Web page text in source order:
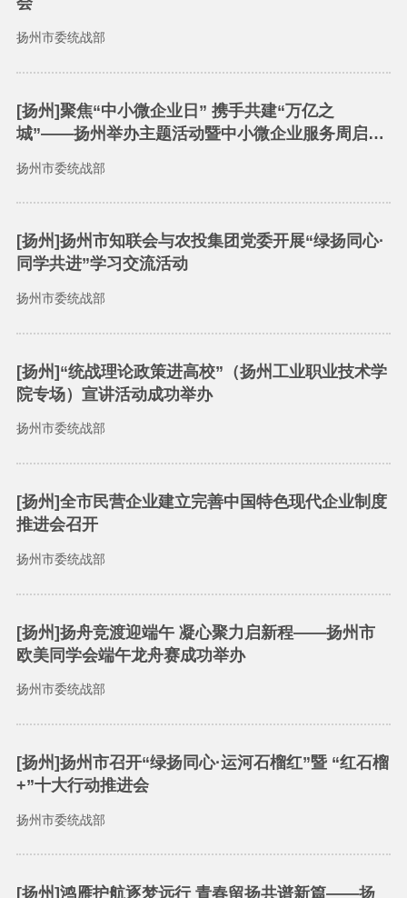
扬州市委统战部
[扬州]聚焦“中小微企业日” 携手共建“万亿之
城”——扬州举办主题活动暨中小微企业服务周启动
扬州市委统战部
[扬州]扬州市知联会与农投集团党委开展“绿扬同心·
同学共进”学习交流活动
扬州市委统战部
[扬州]“统战理论政策进高校”（扬州工业职业技术学
院专场）宣讲活动成功举办
扬州市委统战部
[扬州]全市民营企业建立完善中国特色现代企业制度
推进会召开
扬州市委统战部
[扬州]扬舟竞渡迎端午 凝心聚力启新程——扬州市
欧美同学会端午龙舟赛成功举办
扬州市委统战部
[扬州]扬州市召开“绿扬同心·运河石榴红”暨 “红石榴
+”十大行动推进会
扬州市委统战部
[扬州]鸿雁护航逐梦远行 青春留扬共谱新篇——扬